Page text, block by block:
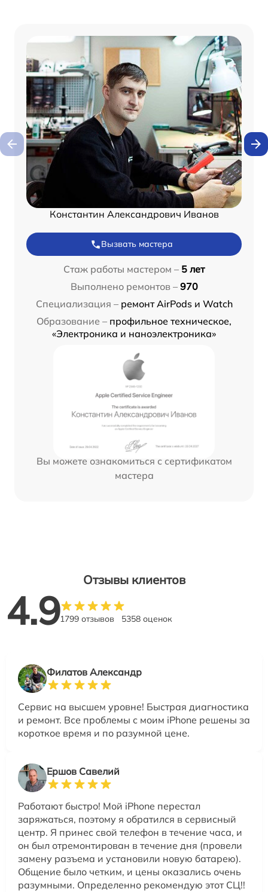
Константин Александрович Иванов
Вызвать мастера
Стаж работы мастером – 5 лет
Выполнено ремонтов – 970
Специализация – ремонт AirPods и Watch
Образование – профильное техническое,
«Электроника и наноэлектроника»
Вы можете ознакомиться с сертификатом
мастера
Отзывы клиентов
4.91799 отзывов 5358 оценок
Филатов Александр
Сервис на высшем уровне! Быстрая диагностика
и ремонт. Все проблемы с моим iPhone решены за
короткое время и по разумной цене.
Ершов Савелий
Работают быстро! Мой iPhone перестал
заряжаться, поэтому я обратился в сервисный
центр. Я принес свой телефон в течение часа, и
он был отремонтирован в течение дня (провели
замену разъема и установили новую батарею).
Общение было четким, и цены оказались очень
разумными. Определенно рекомендую этот СЦ!!